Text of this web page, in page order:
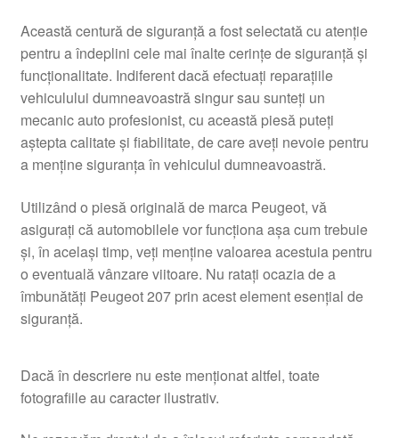
Această centură de siguranță a fost selectată cu atenție
pentru a îndeplini cele mai înalte cerințe de siguranță și
funcționalitate. Indiferent dacă efectuați reparațiile
vehiculului dumneavoastră singur sau sunteți un
mecanic auto profesionist, cu această piesă puteți
aștepta calitate și fiabilitate, de care aveți nevoie pentru
a menține siguranța în vehiculul dumneavoastră.
Utilizând o piesă originală de marca Peugeot, vă
asigurați că automobilele vor funcționa așa cum trebuie
și, în același timp, veți menține valoarea acestuia pentru
o eventuală vânzare viitoare. Nu ratați ocazia de a
îmbunătăți Peugeot 207 prin acest element esențial de
siguranță.
Dacă în descriere nu este menționat altfel, toate
fotografiile au caracter ilustrativ.